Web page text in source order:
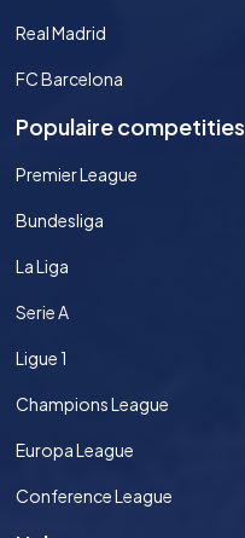
Real Madrid
FC Barcelona
Populaire competities
Premier League
Bundesliga
La Liga
Serie A
Ligue 1
Champions League
Europa League
Conference League